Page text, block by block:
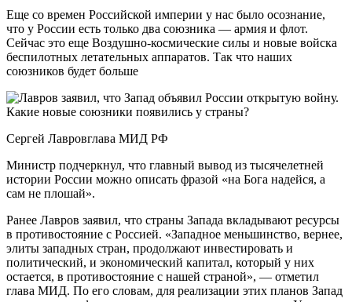
Еще со времен Российской империи у нас было осознание,
что у России есть только два союзника — армия и флот.
Сейчас это еще Воздушно-космические силы и новые войска
беспилотных летательных аппаратов. Так что наших
союзников будет больше
Сергей Лавровглава МИД РФ
Министр подчеркнул, что главный вывод из тысячелетней
истории России можно описать фразой «на Бога надейся, а
сам не плошай».
Ранее Лавров заявил, что страны Запада вкладывают ресурсы
в противостояние с Россией. «Западное меньшинство, вернее,
элиты западных стран, продолжают инвестировать и
политический, и экономический капитал, который у них
остается, в противостояние с нашей страной», — отметил
глава МИД. По его словам, для реализации этих планов Запад